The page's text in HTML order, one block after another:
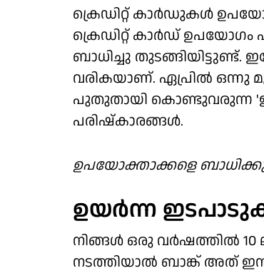
ക്രെഡിറ്റ് കാര്‍ഡുകള്‍
ക്രെഡിറ്റ് കാര്‍ഡ്
ബാധിച്ചു തുടങ്ങിയിട്ടുണ്ട്.
വരികയാണ്. ഏപ്രില്‍ ഒന്നു
പുതുതായി കൊണ്ടുവരുന്ന
പരിഷ്‌കാരങ്ങള്‍.
ഉപയോക്താക്കളെ
ഉയര്‍ന്ന
നിങ്ങള്‍ ഒരു വര്‍ഷത്തില്‍ 10
നടത്തിയാല്‍ ബാങ്ക് അത്